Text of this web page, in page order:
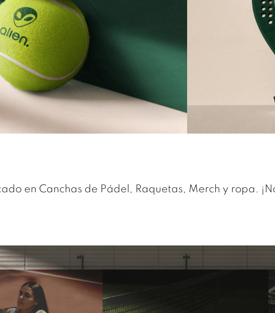
en Canchas de Pádel, Raquetas, Merch y ropa.